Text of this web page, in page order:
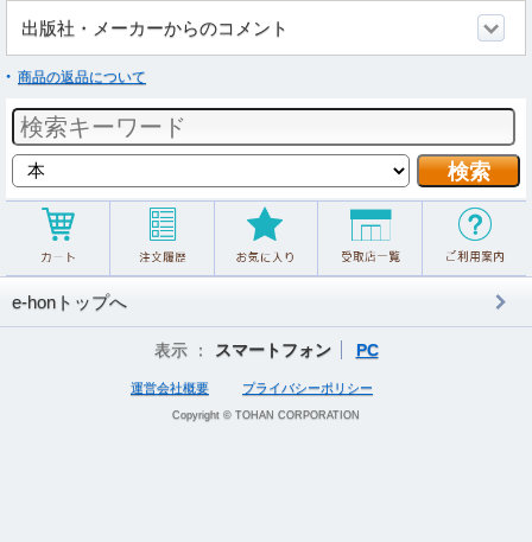
出版社・メーカーからのコメント
商品の返品について
e-honトップへ
表示 ： スマートフォン PC
運営会社概要 プライバシーポリシー
Copyright © TOHAN CORPORATION